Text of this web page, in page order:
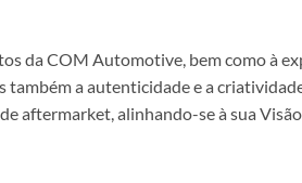
da COM Automotive, bem como à
também a autenticidade e a
aftermarket, alinhando-se à sua